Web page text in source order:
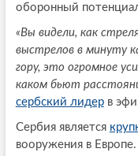
оборонный
«Вы видели, как
выстрелов в минуту
гору, это огромное
каком бьют
сербский лидерв
Сербия является
вооружения в